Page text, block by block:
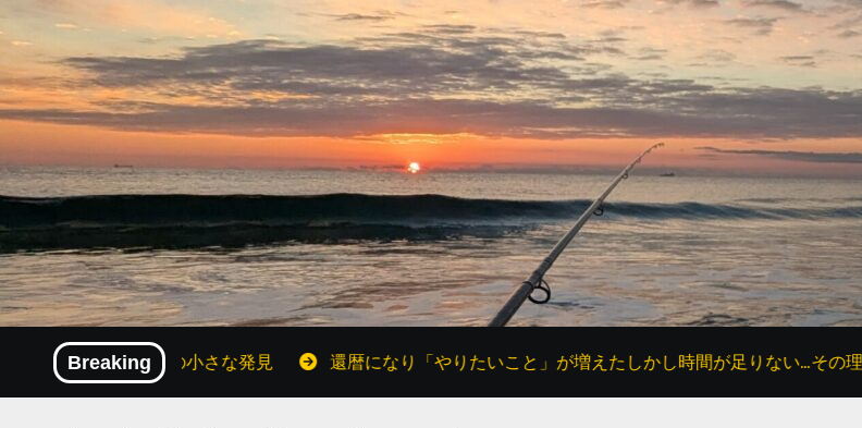
容
を
ス
キ
ッ
プ
Breaking
さんの小さな発見 還暦になり「やりたいこと」が増えたしかし時間が足りない…その理由を考えてみた